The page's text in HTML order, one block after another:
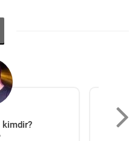
Ali Al Suleiman kimdir?